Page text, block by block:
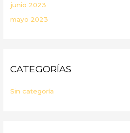
junio 2023
mayo 2023
CATEGORÍAS
Sin categoría